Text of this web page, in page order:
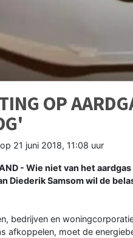
OP
op 21 juni 2018, 11:08 uur
- Wie niet van het
Diederik Samsom wil de
bedrijven en
afkoppelen, moet de